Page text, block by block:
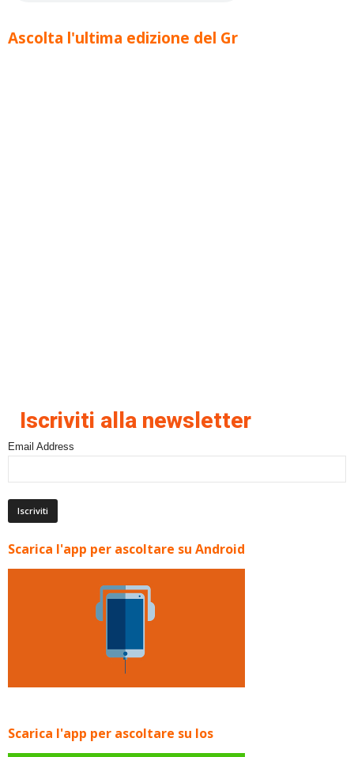
Ascolta l'ultima edizione del Gr
Iscriviti alla newsletter
Email Address
Scarica l'app per ascoltare su Android
Scarica l'app per ascoltare su Ios